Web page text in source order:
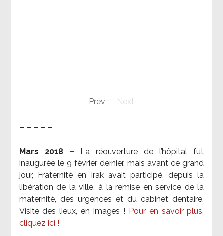
Prev Next
– – – – –
Mars 2018 –
La réouverture de l’hôpital fut
inaugurée le 9 février dernier, mais avant ce grand
jour, Fraternité en Irak avait participé, depuis la
libération de la ville, à la remise en service de la
maternité, des urgences et du cabinet dentaire.
Visite des lieux, en images ! Pour en savoir plus,
cliquez ici !